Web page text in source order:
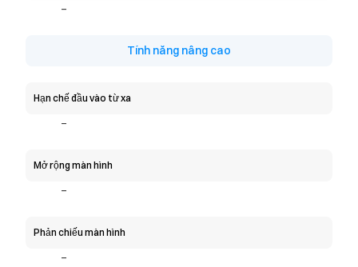
-
Tính năng nâng cao
Hạn chế đầu vào từ xa
-
Mở rộng màn hình
-
Phản chiếu màn hình
-